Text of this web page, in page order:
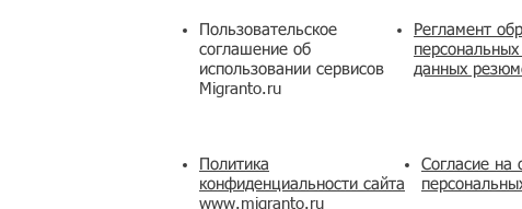
Пользовательское
соглашение об
использовании сервисов
Migranto.ru
Регламент
данных
Политика
конфиденциальности сайта
www.migranto.ru
Согласие на